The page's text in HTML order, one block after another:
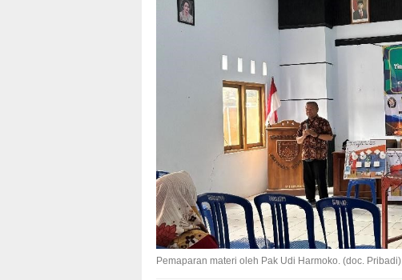
Pemaparan materi oleh Pak Udi Harmoko. (doc. Pribadi)